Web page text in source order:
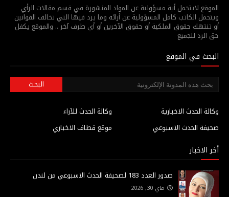
الموقع لايتحمل أية مسؤولية عن المواد المنشورة في قسم مقالات الرأي
ويتحمل الكاتب كامل المسؤولية عن أرائه وما يرد فيها التي تخالف القوانين
أو تنتهك حقوق الملكية أو حقوق الآخرين أو أي طرف آخر .. والموقع يكفل
حق الرد للجميع
البحث في الموقع
وكالة الحدث للآراء
وكالة الحدث الاخبارية
موقع قطاف الاخباري
صحيفة الحدث الاسبوعي
أخر الاخبار
صدور العدد 183 لصحيفة الحدث الاسبوعي من لندن
ماي 30, 2026